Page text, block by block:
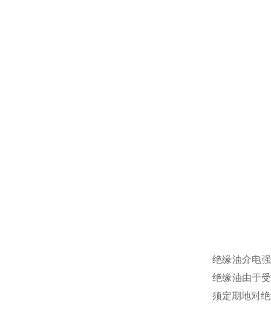
绝缘油介电
绝缘油由于
须定期地对